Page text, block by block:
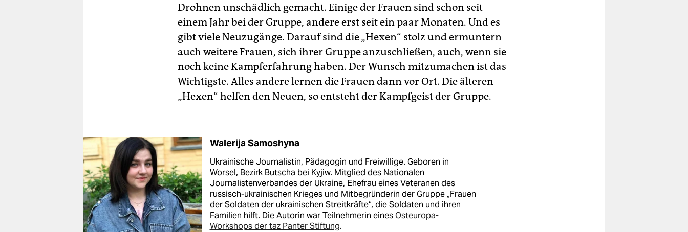
Drohnen unschädlich gemacht. Einige der Frauen sind schon seit
einem Jahr bei der Gruppe, andere erst seit ein paar Monaten. Und es
gibt viele Neuzugänge. Darauf sind die „Hexen“ stolz und ermuntern
auch weitere Frauen, sich ihrer Gruppe anzuschließen, auch, wenn sie
noch keine Kampferfahrung haben. Der Wunsch mitzumachen ist das
Wichtigste. Alles andere lernen die Frauen dann vor Ort. Die älteren
„Hexen“ helfen den Neuen, so entsteht der Kampfgeist der Gruppe.
Walerija Samoshyna
Ukrainische Journalistin, Pädagogin und Freiwillige. Geboren in
Worsel, Bezirk Butscha bei Kyjiw. Mitglied des Nationalen
Journalistenverbandes der Ukraine, Ehefrau eines Veteranen des
russisch-ukrainischen Krieges und Mitbegründerin der Gruppe „Frauen
der Soldaten der ukrainischen Streitkräfte“, die Soldaten und ihren
Familien hilft. Die Autorin war Teilnehmerin einesOsteuropa-
Workshops der taz Panter Stiftung.